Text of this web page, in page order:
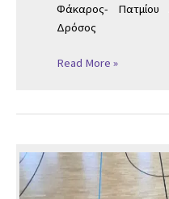
Φάκαρος- Πατμίου
Δρόσος
Read More »
ΙΔΑΝΙΚΟ
ΞΕΚΙΝΗΜΑ